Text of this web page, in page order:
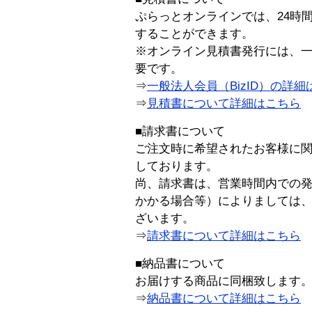
ぷらっとオンラインでは、24時
することができます。
※オンライン見積書発行には、
要です。
⇒一般法人会員（BizID）の詳細
⇒ 見積書について詳細はこちら
■請求書について
ご注文時に希望されたお客様に
しております。
尚、請求書は、営業時間内での
かかる場合等）によりましては
ざいます。
⇒請求書について詳細はこちら
■納品書について
お届けする商品に同梱致します。
⇒納品書について詳細はこちら